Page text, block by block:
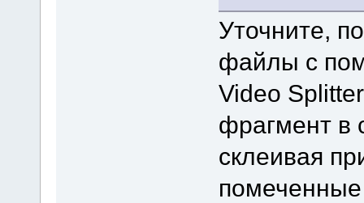
Уточните,
файлы с
Video
фрагмент в
склеивая